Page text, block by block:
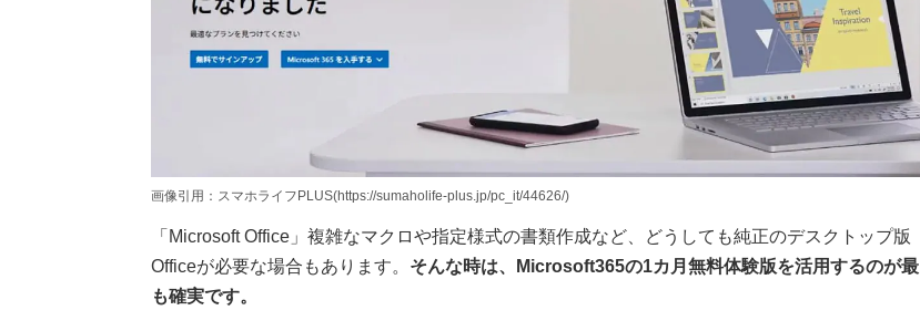
画像引用：スマホライフPLUS(https://sumaholife-plus.jp/pc_it/44626/)
「Microsoft Office」複雑なマクロや指定様式の書類作成など、どうしても純正のデスクトップ版
Officeが必要な場合もあります。 そんな時は、Microsoft365の1カ月無料体験版を活用するのが最
も確実です。